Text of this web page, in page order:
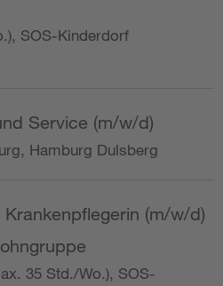
SOS-Kinderdorf
Service (m/w/d)
Hamburg Dulsberg
(m/w/d)
35 Std./Wo.), SOS-